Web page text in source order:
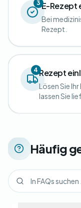
3E-Rezept
Bei
Rezept.
4Rezept
Lösen Sie
lassen Sie
Häufig